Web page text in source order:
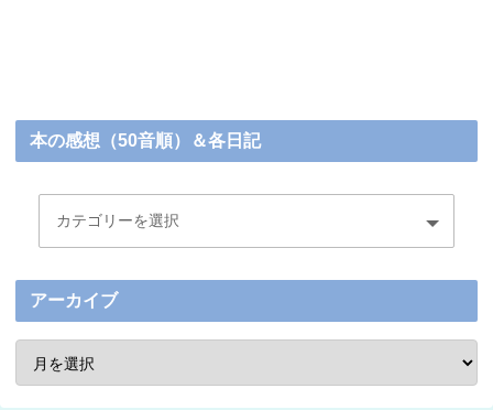
本の感想（50音順）＆各日記
アーカイブ